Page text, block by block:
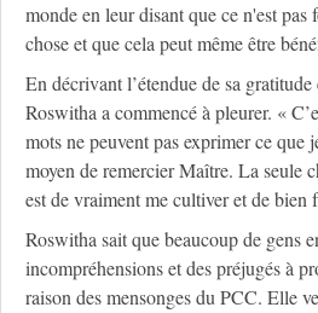
monde en leur disant que ce n'est pas
chose et que cela peut même être
En décrivant l’étendue de sa
Roswitha a commencé à pleurer. «
mots ne peuvent pas exprimer ce que
moyen de remercier Maître. La seule
est de vraiment me cultiver et de bien
Roswitha sait que beaucoup de gens
incompréhensions et des préjugés à
raison des mensonges du PCC. Elle